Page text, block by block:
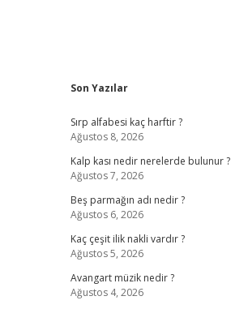
Sidebar
Son Yazılar
Sırp alfabesi kaç harftir ?
Ağustos 8, 2026
Kalp kası nedir nerelerde bulunur ?
Ağustos 7, 2026
Beş parmağın adı nedir ?
Ağustos 6, 2026
Kaç çeşit ilik nakli vardır ?
Ağustos 5, 2026
Avangart müzik nedir ?
Ağustos 4, 2026